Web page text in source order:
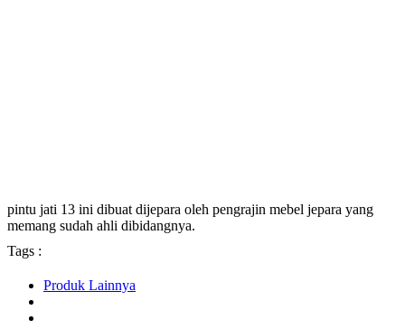
pintu jati 13 ini dibuat dijepara oleh pengrajin mebel jepara yang
memang sudah ahli dibidangnya.
Tags :
Produk Lainnya